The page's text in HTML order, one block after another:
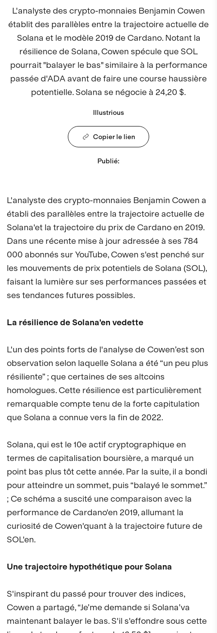
L'analyste des crypto-monnaies Benjamin Cowen
établit des parallèles entre la trajectoire actuelle de
Solana et le modèle 2019 de Cardano. Notant la
résilience de Solana, Cowen spécule que SOL
pourrait "balayer le bas" similaire à la performance
passée d'ADA avant de faire une course haussière
potentielle. Solana se négocie à 24,20 $.
Illustrious
Copier le lien
Publié:
L'analyste des crypto-monnaies Benjamin Cowen a
établi des parallèles entre la trajectoire actuelle de
Solana'et la trajectoire du prix de Cardano en 2019.
Dans une récente mise à jour adressée à ses 784
000 abonnés sur YouTube, Cowen s'est penché sur
les mouvements de prix potentiels de Solana (SOL),
faisant la lumière sur ses performances passées et
ses tendances futures possibles.
La résilience de Solana'en vedette
L'un des points forts de l'analyse de Cowen’est son
observation selon laquelle Solana a été “un peu plus
résiliente” ; que certaines de ses altcoins
homologues. Cette résilience est particulièrement
remarquable compte tenu de la forte capitulation
que Solana a connue vers la fin de 2022.
Solana, qui est le 10e actif cryptographique en
termes de capitalisation boursière, a marqué un
point bas plus tôt cette année. Par la suite, il a bondi
pour atteindre un sommet, puis “balayé le sommet.”
; Ce schéma a suscité une comparaison avec la
performance de Cardano'en 2019, allumant la
curiosité de Cowen'quant à la trajectoire future de
SOL'en.
Une trajectoire hypothétique pour Solana
S'inspirant du passé pour trouver des indices,
Cowen a partagé, “Je’me demande si Solana’va
maintenant balayer le bas. S'il s'effondre sous cette